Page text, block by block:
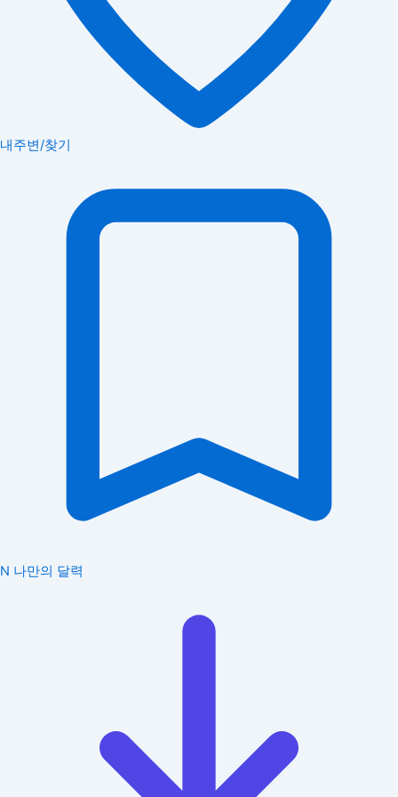
내주변/찾기
N 나만의 달력